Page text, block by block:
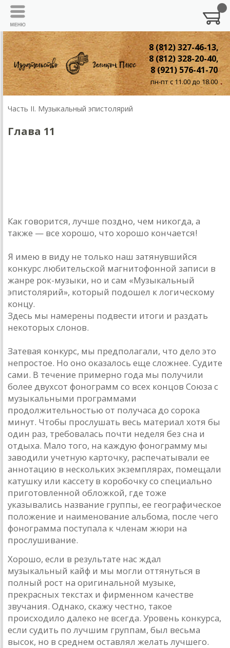
8 (812) 327-46-13,
8 (812) 328-20-40,
8 (921) 576-41-70
пн-пт с 11.00 до 18.00
Часть II. Музыкальный эпистолярий
Глава 11
Как говорится, лучше поздно, чем никогда, а
также — все хорошо, что хорошо кончается!
Я имею в виду не только наш затянувшийся
конкурс любительской магнитофонной записи в
жанре рок-музыки, но и сам «Музыкальный
эпистолярий», который подошел к логическому
концу.
Здесь мы намерены подвести итоги и раздать
некоторых слонов.
Затевая конкурс, мы предполагали, что дело это
непростое. Но оно оказалось еще сложнее. Судите
сами. В течение примерно года мы получили
более двухсот фонограмм со всех концов Союза с
музыкальными программами
продолжительностью от получаса до сорока
минут. Чтобы прослушать весь материал хотя бы
один раз, требовалась почти неделя без сна и
отдыха. Мало того, на каждую фонограмму мы
заводили учетную карточку, распечатывали ее
аннотацию в нескольких экземплярах, помещали
катушку или кассету в коробочку со специально
приготовленной обложкой, где тоже
указывались название группы, ее географическое
положение и наименование альбома, после чего
фонограмма поступала к членам жюри на
прослушивание.
Хорошо, если в результате нас ждал
музыкальный кайф и мы могли оттянуться в
полный рост на оригинальной музыке,
прекрасных текстах и фирменном качестве
звучания. Однако, скажу честно, такое
происходило далеко не всегда. Уровень конкурса,
если судить по лучшим группам, был весьма
высок, но в среднем оставлял желать лучшего.